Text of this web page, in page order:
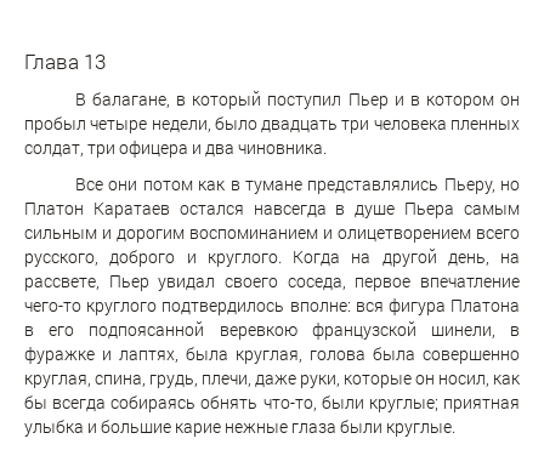
Глава 13
В балагане, в который поступил Пьер и в котором он
пробыл четыре недели, было двадцать три человека пленных
солдат, три офицера и два чиновника.
Все они потом как в тумане представлялись Пьеру, но
Платон Каратаев остался навсегда в душе Пьера самым
сильным и дорогим воспоминанием и олицетворением всего
русского, доброго и круглого. Когда на другой день, на
рассвете, Пьер увидал своего соседа, первое впечатление
чего-то круглого подтвердилось вполне: вся фигура Платона
в его подпоясанной веревкою французской шинели, в
фуражке и лаптях, была круглая, голова была совершенно
круглая, спина, грудь, плечи, даже руки, которые он носил, как
бы всегда собираясь обнять что-то, были круглые; приятная
улыбка и большие карие нежные глаза были круглые.